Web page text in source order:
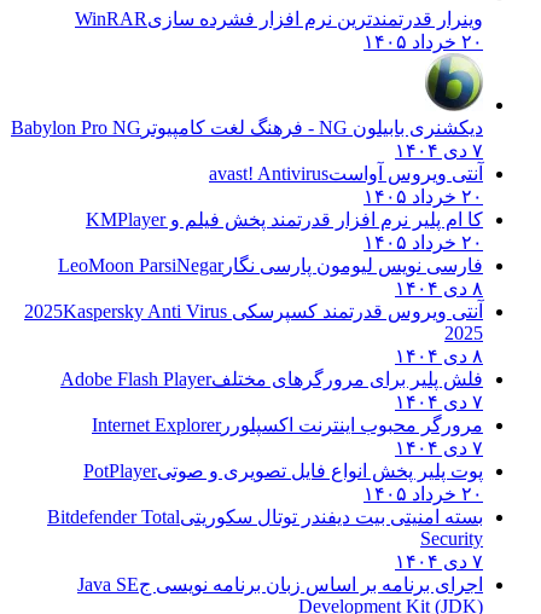
وینرار قدرتمندترین نرم افزار فشرده سازیWinRAR
۲۰ خرداد ۱۴۰۵
دیکشنری بابیلون NG - فرهنگ لغت کامپیوتر
Babylon Pro NG
۷ دی ۱۴۰۴
آنتی ویروس آواستavast! Antivirus
۲۰ خرداد ۱۴۰۵
کا ام پلیر نرم افزار قدرتمند پخش فیلم وKMPlayer
۲۰ خرداد ۱۴۰۵
فارسی نویس لیومون پارسی نگارLeoMoon ParsiNegar
۸ دی ۱۴۰۴
آنتی ویروس قدرتمند کسپرسکی 2025 Kaspersky Anti Virus
2025
۸ دی ۱۴۰۴
فلش پلیر برای مرورگرهای مختلفAdobe Flash Player
۷ دی ۱۴۰۴
مرورگر محبوب اینترنت اکسپلوررInternet Explorer
۷ دی ۱۴۰۴
پوت پلیر پخش انواع فایل تصویری و صوتیPotPlayer
۲۰ خرداد ۱۴۰۵
بسته امنیتی بیت دیفندر توتال سکوریتیBitdefender Total
Security
۷ دی ۱۴۰۴
اجرای برنامه بر اساس زبان برنامه نویسی جJava SE
Development Kit (JDK)